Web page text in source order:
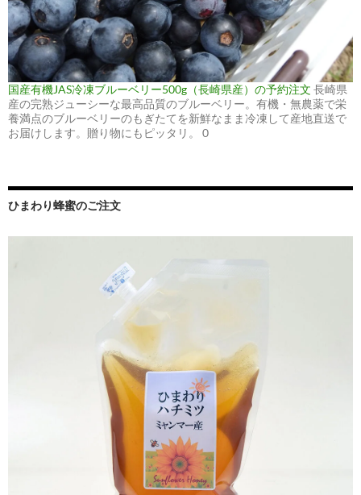
国産有機JAS冷凍ブルーベリー500g（長崎県産）の予約注文 長崎県
産の完熟ジューシーな最高品質のブルーベリー。有機・無農薬で栄
養満点のブルーベリーのもぎたてを新鮮なまま冷凍して産地直送で
お届けします。贈り物にもピッタリ。 0
ひまわり蜂蜜のご注文